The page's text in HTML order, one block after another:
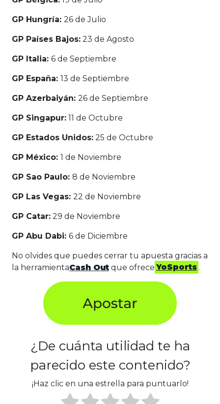
GP Hungría: 26 de Julio
GP Países Bajos: 23 de Agosto
GP Italia: 6 de Septiembre
GP España: 13 de Septiembre
GP Azerbaiyán: 26 de Septiembre
GP Singapur: 11 de Octubre
GP Estados Unidos: 25 de Octubre
GP México: 1 de Noviembre
GP Sao Paulo: 8 de Noviembre
GP Las Vegas: 22 de Noviembre
GP Catar: 29 de Noviembre
GP Abu Dabi: 6 de Diciembre
No olvides que puedes cerrar tu apuesta gracias a
la herramientaCash Out que ofrece YoSports .
¿De cuánta utilidad te ha
parecido este contenido?
¡Haz clic en una estrella para puntuarlo!